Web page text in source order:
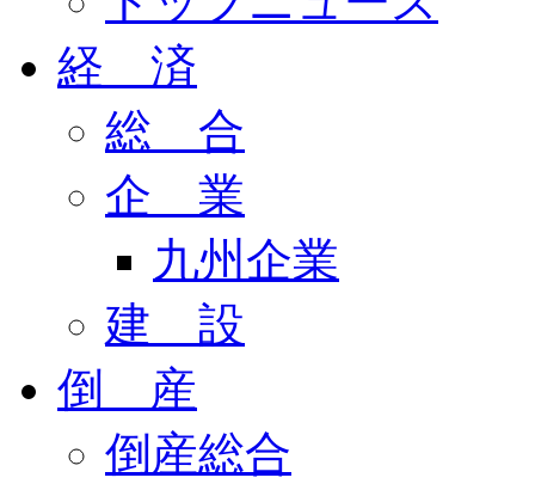
経 済
総 合
企 業
九州企業
建 設
倒 産
倒産総合